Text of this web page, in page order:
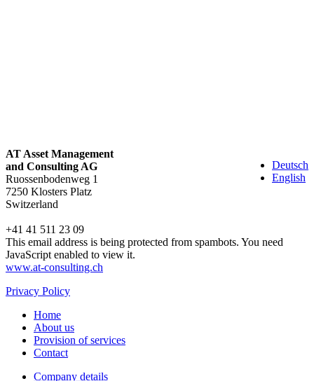
Deutsch
English
AT Asset Management
and Consulting AG
Ruossenbodenweg 1
7250 Klosters Platz
Switzerland
+41 41 511 23 09
This email address is being protected from spambots. You need
JavaScript enabled to view it.
www.at-consulting.ch
Privacy Policy
Home
About us
Provision of services
Contact
Company details